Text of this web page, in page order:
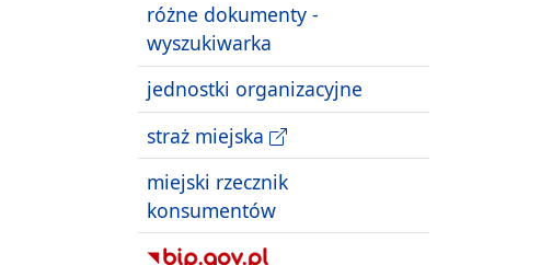
różne dokumenty -
wyszukiwarka
jednostki organizacyjne
straż miejska
miejski rzecznik
konsumentów